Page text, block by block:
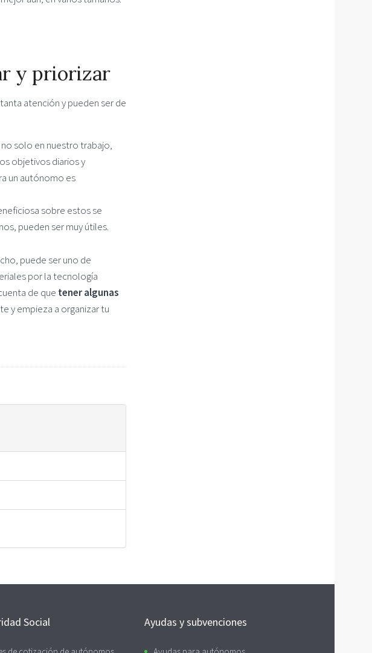
y priorizar
atención y pueden ser de
no solo en nuestro trabajo,
objetivos diarios y
un autónomo es
sobre estos se
pueden ser muy útiles.
puede ser uno de
por la tecnología
de que tener algunas
y empieza a organizar tu
Social Ayudas y subvenciones